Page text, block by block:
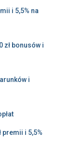
i 5,5% na
zł bonusów i
i
premii i 5,5%